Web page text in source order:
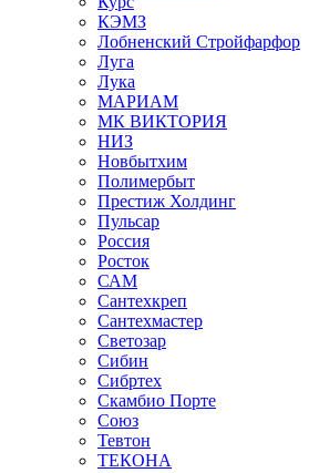
КЭМЗ
Лобненский Стройфарфор
Луга
Лука
МАРИАМ
МК ВИКТОРИЯ
НИЗ
Новбытхим
Полимербыт
Престиж Холдинг
Пульсар
Россия
Росток
САМ
Сантехкреп
Сантехмастер
Светозар
Сибин
Сибртех
Скамбио Порте
Союз
Тевтон
ТЕКОНА